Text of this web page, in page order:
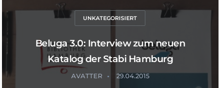
UNKATEGORISIERT
Beluga 3.0: Interview zum neuen
Katalog der Stabi Hamburg
AVATTER 29.04.2015